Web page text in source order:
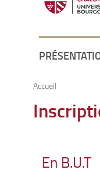
Accueil
En B.U.T